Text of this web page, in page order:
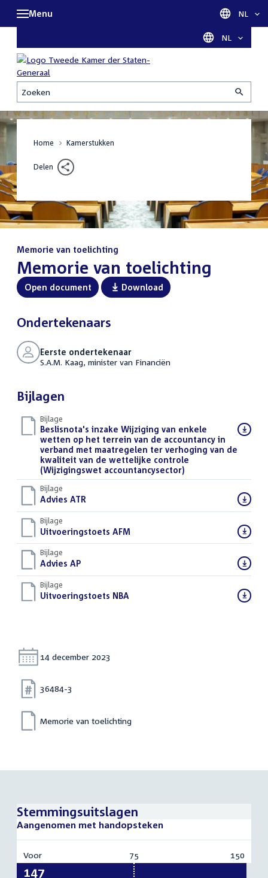
Taal selectie
NL
Zoeken
Menu Taal
NL
Home Kamerstukken
Delen
Memorie van toelichting
:Memorie van toelichting
Open document Download
Ondertekenaars
Eerste ondertekenaar
S.A.M. Kaag, minister van Financiën
Bijlagen
Bijlage
Download
bestand:
Beslisnota's inzake Wijziging van enkele
wetten op het terrein van de accountancy in
verband met maatregelen ter verhoging van de
kwaliteit van de wettelijke controle
(Wijzigingswet accountancysector)
Bijlage
Download
bestand:
Advies ATR
Bijlage
Download
bestand:
Uitvoeringstoets AFM
Bijlage
Download
bestand:
Advies AP(PDF)
Bijlage
Download
Uitvoeringstoets NBA
Datum:
14 december 2023
Nummer:
36484-3
Memorie van toelichting
Stemmingsuitslagen
Aangenomen met handopsteken
Voor:
147
75 150